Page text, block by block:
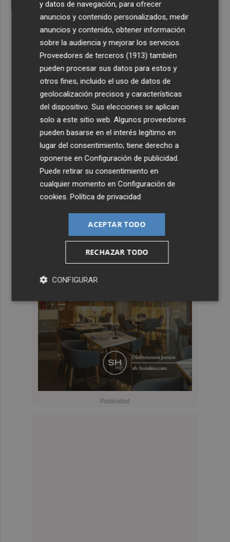
y datos de navegación, para ofrecer
anuncios y contenido personalizados, medir
anuncios y contenido, obtener información
sobre la audiencia y mejorar los servicios.
Proveedores de terceros (1913) también
pueden procesar sus datos para estos y
otros fines, incluido el uso de datos de
geolocalización precisos y características
del dispositivo. Sus elecciones se aplican
solo a este sitio web. Algunos proveedores
pueden basarse en el interés legítimo en
lugar del consentimiento; tiene derecho a
oponerse enConfiguración de publicidad
Puede retirar su consentimiento en
cualquier momento enConfiguración de
cookies .Política de privacidad
ACEPTAR TODO
RECHAZAR TODO
CONFIGURAR